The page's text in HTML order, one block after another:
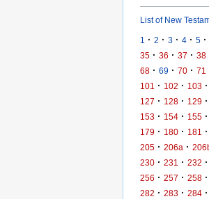
List of New
1 · 2 · 3 · 4 · 5 ·
35 · 36 · 37 · 38
68 · 69 · 70 · 71
101
· 102 · 103 ·
127 · 128 · 129 ·
153 · 154 · 155 ·
179 · 180 · 181 ·
205 · 206a ·
230 · 231 · 232 ·
256 · 257 · 258 ·
282 · 283 · 284 ·